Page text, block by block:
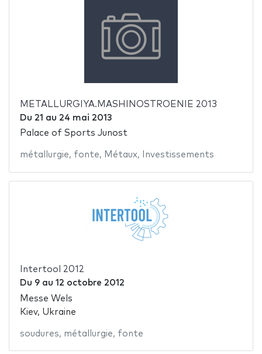
METALLURGIYA.MASHINOSTROENIE 2013
Du 21 au 24 mai 2013
Palace of Sports Junost
métallurgie, fonte, Métaux, Investissements
Intertool 2012
Du 9au 12 octobre 2012
Messe Wels
Kiev, Ukraine
soudures, métallurgie, fonte